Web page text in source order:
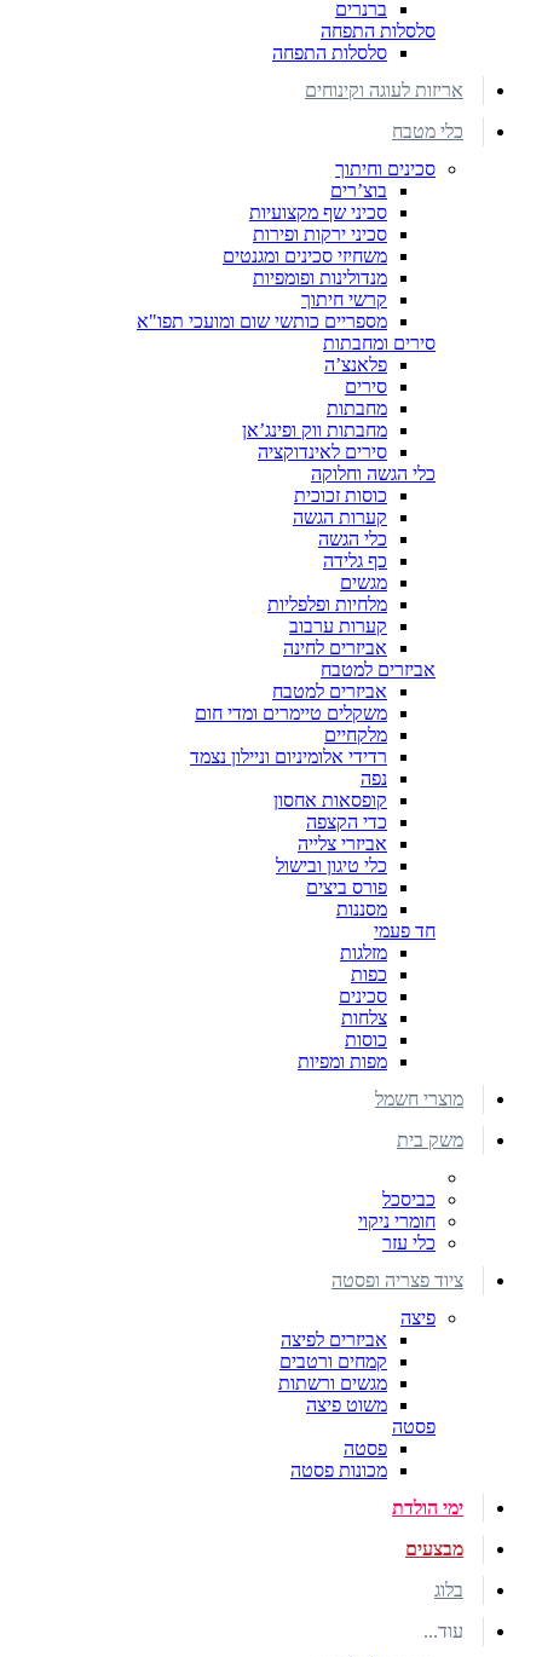
ברנרים
סלסלות התפחה
סלסלות התפחה
אריזות לעוגה וקינוחים
כלי מטבח
סכינים וחיתוך
בוצ’רים
סכיני שף מקצועיות
סכיני ירקות ופירות
משחיזי סכינים ומגנטים
מנדולינות ופומפיות
קרשי חיתוך
מספריים כותשי שום ומועכי תפו"א
סירים ומחבתות
פלאנצ’ה
סירים
מחבתות
מחבתות ווק ופינג’אן
סירים לאינדוקציה
כלי הגשה וחלוקה
כוסות זכוכית
קערות הגשה
כלי הגשה
כף גלידה
מגשים
מלחיות ופלפליות
קערות ערבוב
אביזרים לחינה
אביזרים למטבח
אביזרים למטבח
משקלים טיימרים ומדי חום
מלקחיים
רדידי אלומיניום וניילון נצמד
נפה
קופסאות אחסון
כדי הקצפה
אביזרי צלייה
כלי טיגון ובישול
פורס ביצים
מסננות
חד פעמי
מזלגות
כפות
סכינים
צלחות
כוסות
מפות ומפיות
מוצרי חשמל
משק בית
כביסכל
חומרי ניקוי
כלי עזר
ציוד פצריה ופסטה
פיצה
אביזרים לפיצה
קמחים ורטבים
מגשים ורשתות
משוט פיצה
פסטה
פסטה
מכונות פסטה
ימי הולדת
מבצעים
בלוג
עוד...